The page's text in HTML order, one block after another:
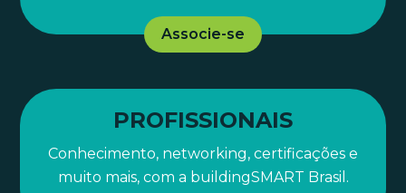
Associe-se
PROFISSIONAIS
Conhecimento, networking, certificações e
muito mais, com a buildingSMART Brasil.